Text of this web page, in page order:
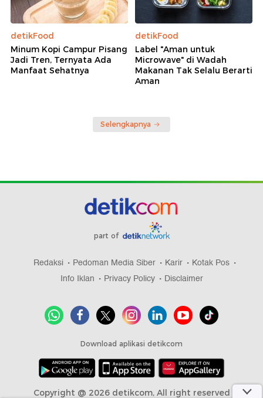
detikFood
Minum Kopi Campur Pisang
Jadi Tren, Ternyata Ada
Manfaat Sehatnya
detikFood
Label "Aman untuk
Microwave" di Wadah
Makanan Tak Selalu Berarti
Aman
Selengkapnya
part of
Redaksi Pedoman Media Siber Karir
Kotak Pos
Info Iklan
Privacy Policy Disclaimer
Download aplikasi detikcom
Copyright @ 2026 detikcom, All right reserved